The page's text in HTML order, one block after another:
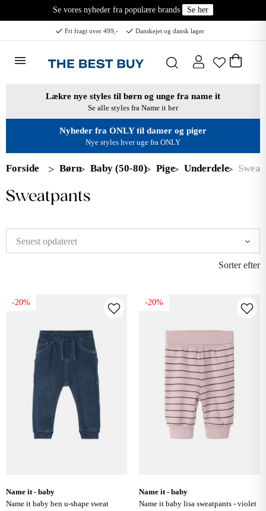
Se vores nyheder fra populære brands Se her
Fri fragt over 499,- Danskejet og dansk lager
Lækre nye styles til børn og unge fra name it
Se alle styles fra Name it her
Nyheder fra ONLY til damer og piger
Nye styles hver uge fra ONLY
Forside Børn Baby (50-80) Pige Underdele
Sweatpants
Sorter efter
-20%
name it - baby
name it baby ben u-shape sweat
-20%
name it - baby
name it baby lisa sweatpants - violet